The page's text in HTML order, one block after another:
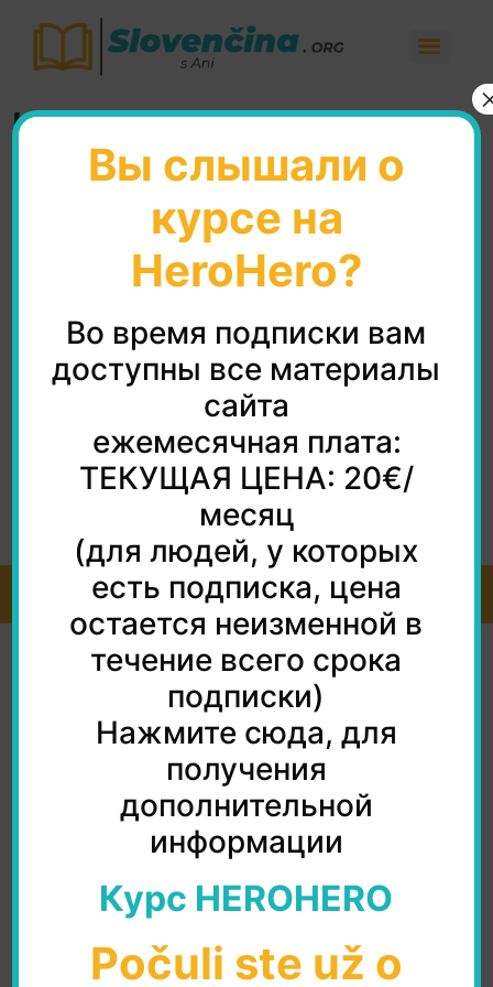
Hovorte pomalšie,
prosím!
Ako poprosiť, aby Slovák hovoril pomalšie…
@slovencinasani
#slovencina #slovencinasani
#словацкийязык #быстроипросто
#говори
♬ She Share Story (for Vlog) - 山口夕依
© 2026 všetky práva vyhradené
SK
Вы слышали о
курсе на
HeroHero?
Во время подписки вам
доступны все материалы
сайта
ежемесячная плата:
ТЕКУЩАЯ ЦЕНА: 20€/
месяц
(для людей, у которых
есть подписка, цена
остается неизменной в
течение всего срока
подписки)
Нажмите сюда, для
получения
дополнительной
информации
Курс HEROHERO
Počuli ste už o